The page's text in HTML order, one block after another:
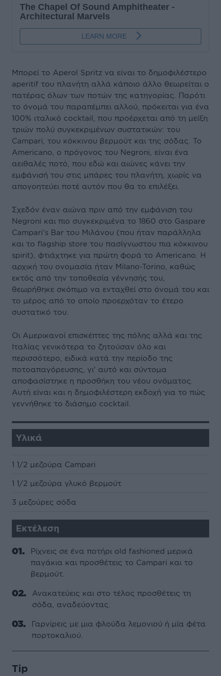
Μπορεί το Aperol Spritz να είναι το δημοφιλέστερο
aperitif του πλανήτη αλλά κάποιο άλλο θεωρείται ο
πατέρας όλων των ποτών της κατηγορίας. Παρότι
το όνομά του παραπέμπει αλλού, πρόκειται για ένα
100% ιταλικό cocktail, που προέρχεται από τη μείξη
τριών πολύ συγκεκριμένων συστατικών: του
Campari, του κόκκινου βερμούτ και της σόδας. Το
Americano, ο πρόγονος του Negroni, είναι ένα
αειθαλές ποτό, που εδώ και αιώνες κάνει την
εμφάνισή του στις μπάρες του πλανήτη, χωρίς να
απογοητεύει ποτέ αυτόν που θα το επιλέξει.
Σχεδόν έναν αιώνα πριν από την εμφάνιση του
Negroni και πιο συγκεκριμένα το 1860 στο Gaspare
Campari's Bar του Μιλάνου (που ήταν παράλληλα
και το flagship store του πασίγνωστου πια κόκκινου
spirit), φτιάχτηκε για πρώτη φορά το Americano. Η
αρχική του ονομασία ήταν Milano-Torino, καθώς
εκτός από την τοποθεσία γέννησής του,
θεωρήθηκε σκόπιμο να ενταχθεί στο όνομά του και
το μέρος από το οποίο προερχόταν το έτερο
συστατικό του.
Οι Αμερικανοί επισκέπτες της πόλης αλλά και της
Ιταλίας γενικότερα το ζητούσαν όλο και
περισσότερο, ειδικά κατά την περίοδο της
ποτοαπαγόρευσης, γι' αυτό και σύντομα
αποφασίστηκε η προσθήκη του νέου ονόματος.
Αυτή είναι και η δημοφιλέστερη εκδοχή για το πώς
γεννήθηκε το διάσημο cocktail.
Υλικά
1 1/2 μεζούρα Campari
1 1/2 μεζούρα γλυκό βερμούτ
3 μεζούρες σόδα
Εκτέλεση
Ρίχνεις σε ένα ποτήρι old fashioned μερικά
παγάκια και προσθέτεις το Campari και το
βερμούτ.
Ανακατεύεις και στο τέλος προσθέτεις τη
σόδα, αναδεύοντας.
Γαρνίρεις με μια φλούδα λεμονιού ή μία φέτα
πορτοκαλιού.
Tip